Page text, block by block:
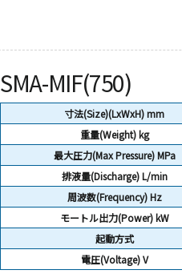
SMA-MIF(750)
寸法(Size)(LxWxH) mm
重量(Weight)kg
最大圧力(Max Pressure) MPa
排液量(Discharge) L/min
周波数(Frequency) Hz
モートル出力(Power) kW
起動方式
電圧(Voltage) V